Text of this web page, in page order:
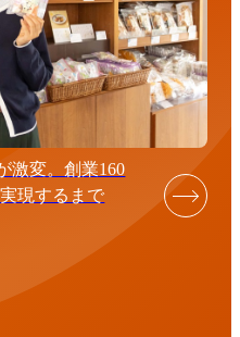
激変。創業160
現するまで